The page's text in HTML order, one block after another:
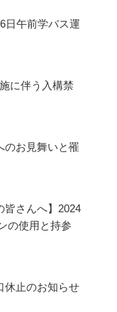
日午前学バス運
に伴う入構禁
のお見舞いと罹
皆さんへ】2024
の使用と持参
休止のお知らせ